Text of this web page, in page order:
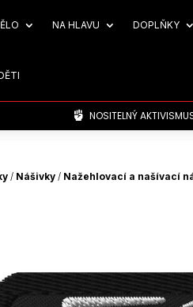
NA HLAVU DOPLŇKY
 NOSITELNÝ
/ Nášivky / Nažehlovací a našívací